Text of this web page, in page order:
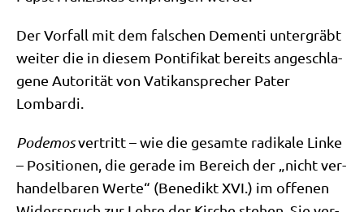
Der Vor­fall mit dem fal­schen Demen­ti unter­gräbt
wei­ter die in die­sem Pon­ti­fi­kat bereits ange­schla­
ge­ne Auto­ri­tät von Vati­kan­spre­cher Pater
Lombardi.
Pode­mosver­tritt – wie die gesam­te radi­ka­le Lin­ke
– Posi­tio­nen, die gera­de im Bereich der „nicht ver­
han­del­ba­ren Wer­te“ (Bene­dikt XVI.) im offe­nen